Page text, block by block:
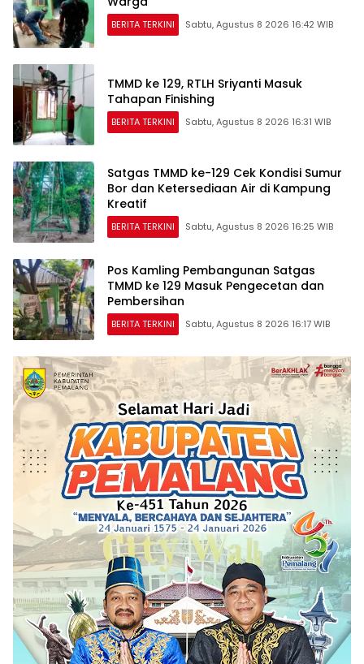
BERITA TERKINI Sabtu, Agustus 8 2026 16:42 WIB
TMMD ke 129, RTLH Sriyanti Masuk
Tahapan Finishing
BERITA TERKINI Sabtu, Agustus 8 2026 16:31 WIB
Satgas TMMD ke-129 Cek Kondisi Sumur
Bor dan Ketersediaan Air di Kampung
Kreatif
BERITA TERKINI Sabtu, Agustus 8 2026 16:25 WIB
Pos Kamling Pembangunan Satgas
TMMD ke 129 Masuk Pengecetan dan
Pembersihan
BERITA TERKINI Sabtu, Agustus 8 2026 16:17 WIB